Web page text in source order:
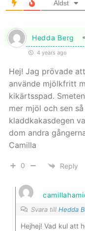
Äldst
Hedda Berg
4 years ago
Hej! Jag prövade
använde mjölkfritt
kikärtsspad.
mer mjöl och sen
kladdkakasdegen
dom andra
Camilla
0 Reply
Svara till Hedda
Hejhej! Vad kul att